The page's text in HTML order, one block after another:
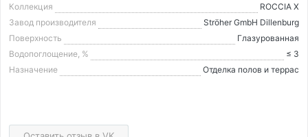
Коллекция
ROCCIA X
Завод производителя
Ströher GmbH Dillenburg
Поверхность
Глазурованная
Водопоглощение, %
≤ 3
Назначение
Отделка полов и террас